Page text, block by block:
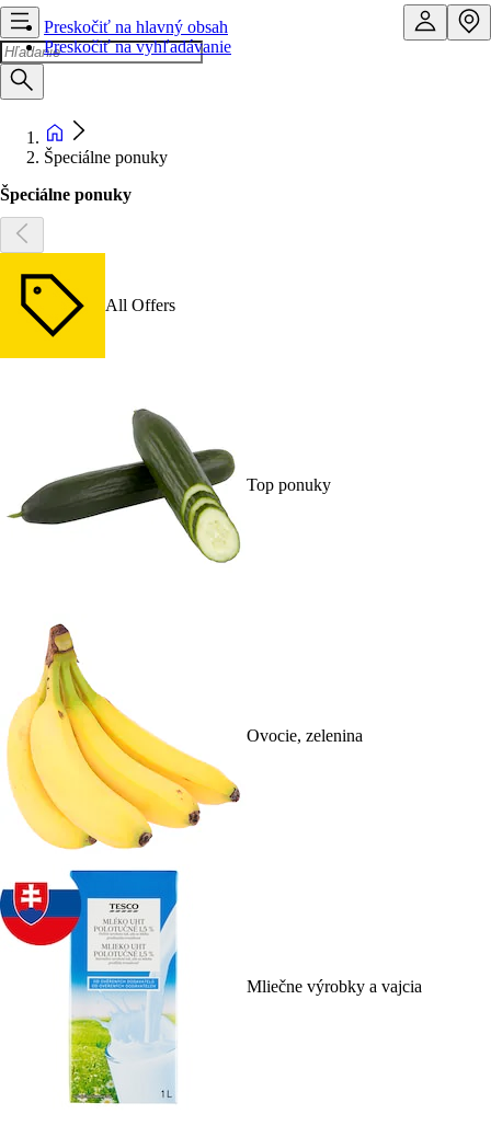
Preskočiť na hlavný obsah
Preskočiť na vyhľadávanie
Špeciálne ponuky
Špeciálne ponuky
All Offers
Top ponuky
Ovocie, zelenina
Mliečne výrobky a vajcia